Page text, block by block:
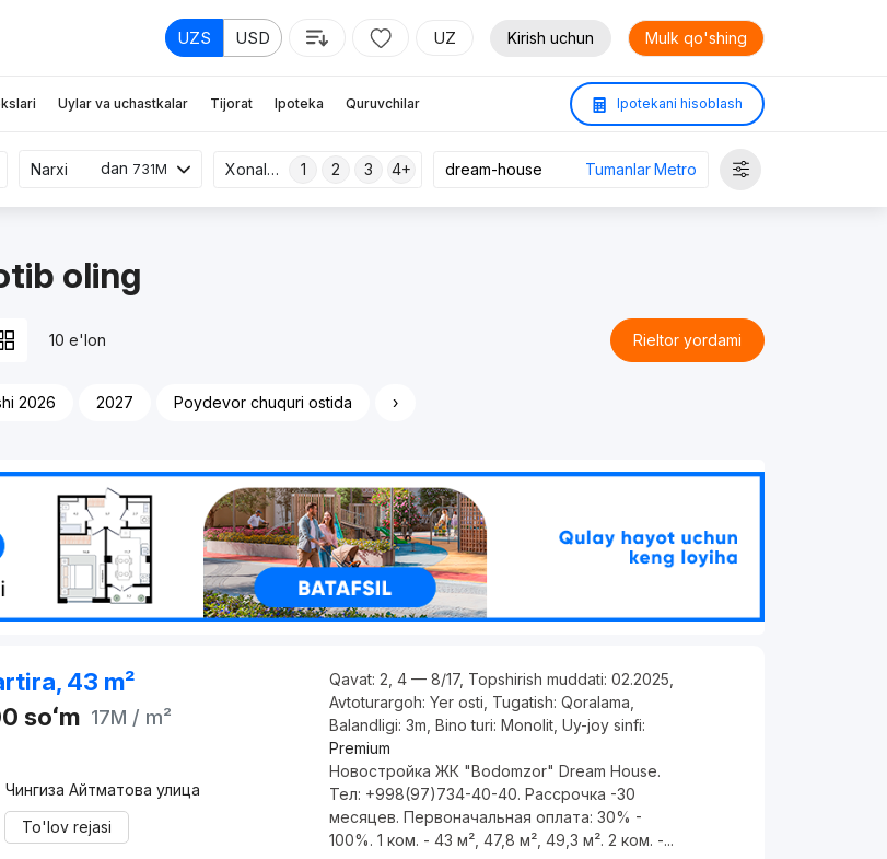
UZS USD UZ Kirish uchun Mulk qo'shing
Uylar va uchastkalar Tijorat Ipoteka Quruvchilar Ipotekani hisoblash
Narxi dan 731M Xonalar 1 2 3 4+ Tumanlar Metro
oling
10 e'lon Rieltor yordami
2026 2027 Poydevor chuquri ostida ›
43 m²
soʻm 17M / m²
Айтматова улица
To'lov rejasi
Qavat: 2, 4 — 8/17, Topshirish muddati: 02.2025
Avtoturargoh: Yer osti Tugatish: Qoralama
Balandligi: 3m Bino turi: Monolit, Uy-joy sinfi:
Premium
Новостройка ЖК "Bodomzor" Dream House.
Тел: +998(97)734-40-40. Рассрочка -30
месяцев. Первоначальная оплата: 30% -
100%. 1 ком. - 43 м², 47,8 м², 49,3 м². 2 ком. -...